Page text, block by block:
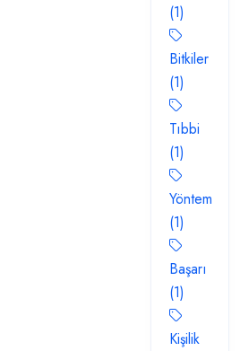
(1)
Bitkiler
(1)
Tıbbi
(1)
Yöntem
(1)
Başarı
(1)
Kişilik